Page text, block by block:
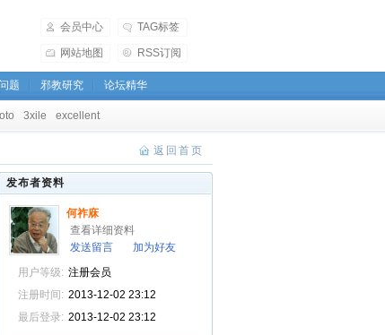
会员中心 TAG标签
网站地图 RSS订阅
题 邪教研究 论坛精华
3xile excellent
返回首页
发布者资料
何祚庥
查看详细资料
发送留言
加为好友
用户等级: 注册会员
注册时间: 2013-12-02 23:12
最后登录: 2013-12-02 23:12